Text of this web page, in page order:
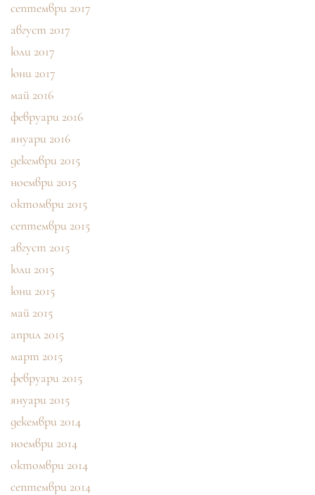
септември 2017
август 2017
юли 2017
юни 2017
май 2016
февруари 2016
януари 2016
декември 2015
ноември 2015
октомври 2015
септември 2015
август 2015
юли 2015
юни 2015
май 2015
април 2015
март 2015
февруари 2015
януари 2015
декември 2014
ноември 2014
октомври 2014
септември 2014